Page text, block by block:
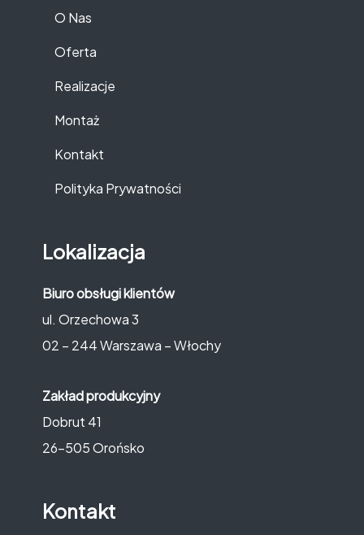
O Nas
Oferta
Realizacje
Montaż
Kontakt
Polityka Prywatności
Lokalizacja
Biuro obsługi klientów
ul. Orzechowa 3
02 – 244 Warszawa – Włochy
Zakład produkcyjny
Dobrut 41
26-505 Orońsko
Kontakt